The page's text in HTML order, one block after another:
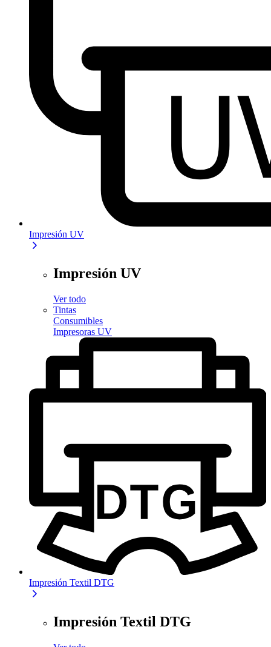
Impresión UV
Impresión UV
Ver todo
Tintas
Consumibles
Impresoras UV
Impresión Textil DTG
Impresión Textil DTG